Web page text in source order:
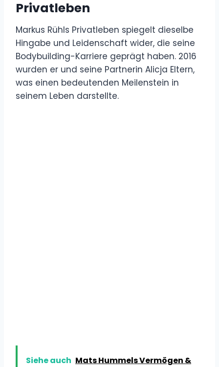
Privatleben
Markus Rühls Privatleben spiegelt dieselbe
Hingabe und Leidenschaft wider, die seine
Bodybuilding-Karriere geprägt haben. 2016
wurden er und seine Partnerin Alicja Eltern,
was einen bedeutenden Meilenstein in
seinem Leben darstellte.
Siehe auch Mats Hummels Vermögen &